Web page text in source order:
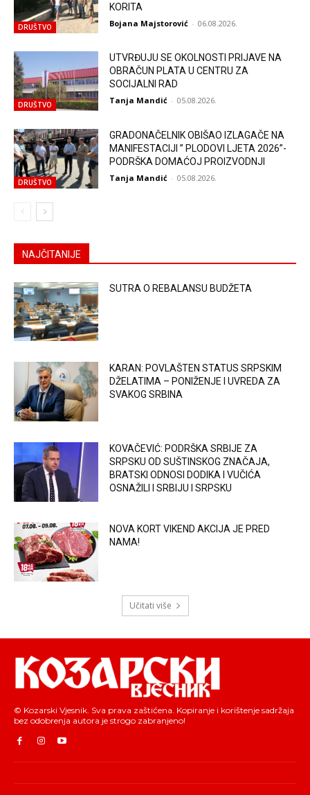
DRUŠTVO
KORITA
Bojana Majstorović - 06.08.2026.
DRUŠTVO
UTVRĐUJU SE OKOLNOSTI PRIJAVE NA
OBRAČUN PLATA U CENTRU ZA
SOCIJALNI RAD
Tanja Mandić - 05.08.2026.
DRUŠTVO
GRADONAČELNIK OBIŠAO IZLAGAČE NA
MANIFESTACIJI ” PLODOVI LJETA 2026”-
PODRŠKA DOMAĆOJ PROIZVODNJI
Tanja Mandić - 05.08.2026.
NAJČITANIJE
SUTRA O REBALANSU BUDŽETA
KARAN: POVLAŠTEN STATUS SRPSKIM
DŽELATIMA – PONIŽENJE I UVREDA ZA
SVAKOG SRBINA
KOVAČEVIĆ: PODRŠKA SRBIJE ZA
SRPSKU OD SUŠTINSKOG ZNAČAJA,
BRATSKI ODNOSI DODIKA I VUČIĆA
OSNAŽILI I SRBIJU I SRPSKU
NOVA KORT VIKEND AKCIJA JE PRED
NAMA!
Učitati više
© Kozarski Vjesnik. Sva prava zaštićena. Kopiranje i korištenje sadržaja
bez odobrenja autora je strogo zabranjeno!